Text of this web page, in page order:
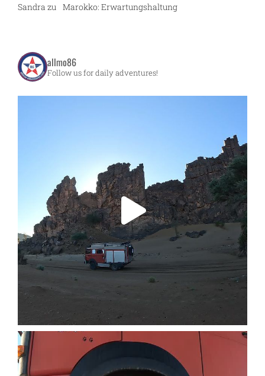
Sandra zu Marokko: Erwartungshaltung
allmo86
Follow us for daily adventures!